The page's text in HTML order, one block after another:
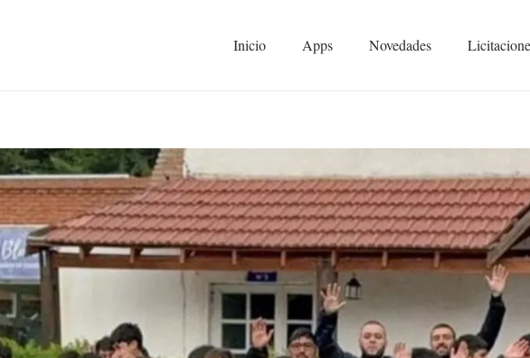
Inicio Apps Novedades